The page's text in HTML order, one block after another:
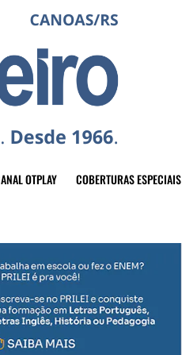
OTPLAY COBERTURAS ESPECIAIS